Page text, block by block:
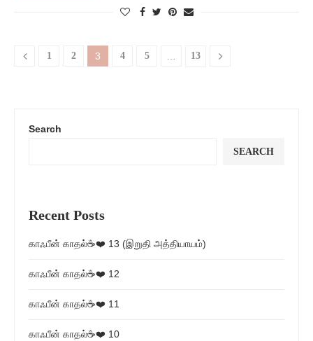
1 2 3 4 5 13
Search
SEARCH
Recent Posts
காஃபீன் காதல்☕❤️ 13 (இறுதி அத்தியாயம்)
காஃபீன் காதல்☕❤️ 12
காஃபீன் காதல்☕❤️ 11
காஃபீன் காதல்☕❤️ 10